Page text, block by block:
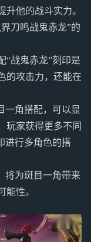
他的战斗实力。
刀鸣战鬼赤龙”的
“战鬼赤龙”刻印是
的攻击力，还能在
一角搭配，可以显
玩家获得更多不同
进行多角色的搭
将为斑目一角带来
能性。